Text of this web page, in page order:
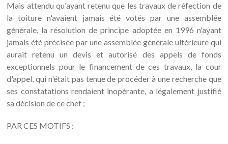
Mais attendu qu'ayant retenu que les travaux de réfection de
la toiture n'avaient jamais été votés par une assemblée
générale, la résolution de principe adoptée en 1996 n'ayant
jamais été précisée par une assemblée générale ultérieure qui
aurait retenu un devis et autorisé des appels de fonds
exceptionnels pour le financement de ces travaux, la cour
d'appel, qui n'était pas tenue de procéder à une recherche que
ses constatations rendaient inopérante, a légalement justifié
sa décision de ce chef ;
PAR CES MOTIFS :